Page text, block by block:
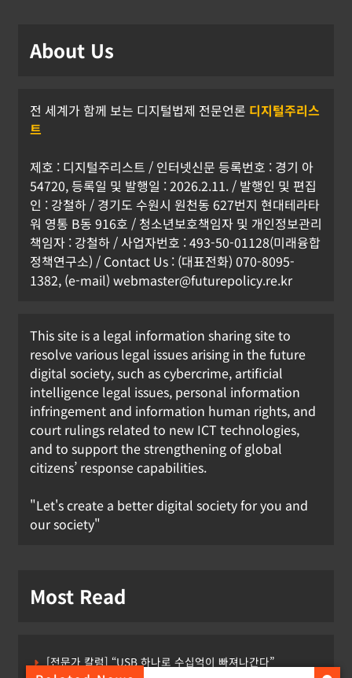
About Us
전 세계가 함께 보는 디지털법제 전문언론 디지털주리스
트
제호 : 디지털주리스트 / 인터넷신문 등록번호 : 경기 아
54720, 등록일 및 발행일 : 2026.2.11. / 발행인 및 편집
인 : 강철하 / 경기도 수원시 원천동 627번지 현대테라타
워 영통 B동 916호 / 청소년보호책임자 및 개인정보관리
책임자 : 강철하 / 사업자번호 : 493-50-01128(미래융합
정책연구소) / Contact Us : (대표전화) 070-8095-
1382, (e-mail) webmaster@futurepolicy.re.kr
This site is a legal information sharing site to
resolve various legal issues arising in the future
digital society, such as cybercrime, artificial
intelligence legal issues, personal information
infringement and information human rights, and
court rulings related to new ICT technologies,
and to support the strengthening of global
citizens’ response capabilities.
"Let's create a better digital society for you and
our society"
Most Read
[전문가 칼럼] “USB 하나로 수십억이 빠져나간다”